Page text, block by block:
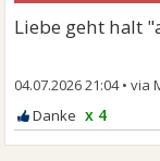
Liebe geht halt
04.07.2026 21:04•
x 4